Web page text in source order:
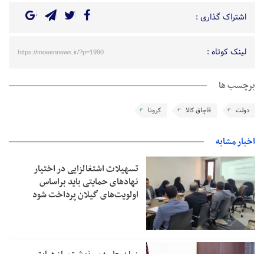
اشتراک گذاری :
لینک کوتاه : https://moeennews.ir/?p=1990
برچسب ها
دولت قاچاق کالا کرونا
اخبار مشابه
تسهیلات اشتغالزایی در اختیار
نهادهای حمایتی باید براساس
اولویت‌های گیلان پرداخت شود